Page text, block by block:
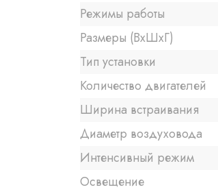
Режимы работы
Размеры (ВхШхГ)
Тип установки
Количество двигателей
Ширина встраивания
Диаметр воздуховода
Интенсивный режим
Освещение